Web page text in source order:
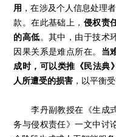
用 ，在涉及个人信息处理
款。在此基础上， 侵权责
的高低。其中，由于技术
因果关系是难点所在。 当
成时，可以类推《民法典
人所遭受的损害 ，以平衡
李丹副教授在《生成式
务与侵权责任》一文中讨